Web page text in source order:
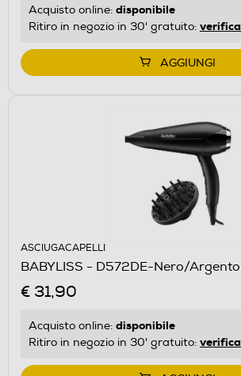
Acquisto online: disponibile
Ritiro in negozio in 30' gratuito: verifica
AGGIUNGI
ASCIUGACAPELLI
BABYLISS - D572DE-Nero/Argento
€ 31,90
Acquisto online: disponibile
Ritiro in negozio in 30' gratuito: verifica